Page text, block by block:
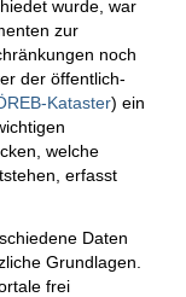
wurde, war
zur
noch
der öffentlich-
Kataster) ein
welche
erfasst
Daten
Grundlagen.
frei